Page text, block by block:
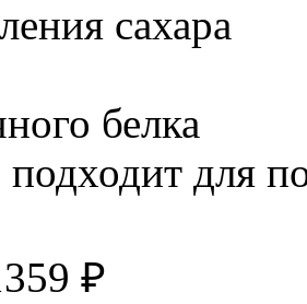
сахара
белка
для
₽